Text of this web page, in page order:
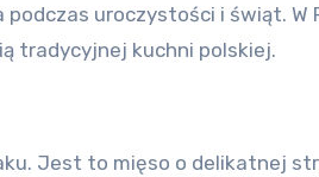
uroczystości i świąt. W
tradycyjnej kuchni polskiej.
Jest to mięso o delikatnej